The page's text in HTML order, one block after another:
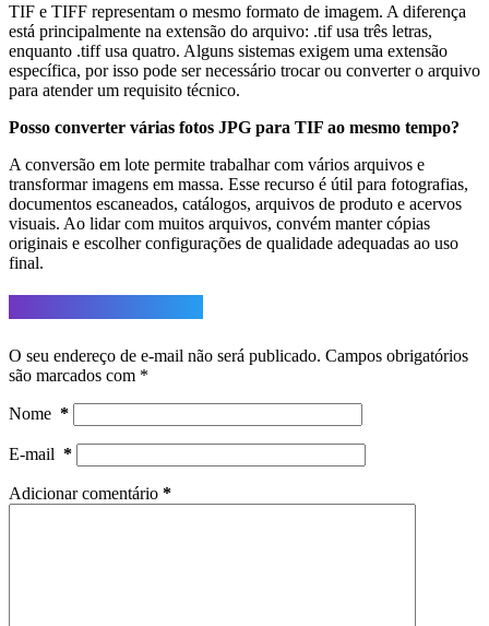
TIF e TIFF representam o mesmo formato de imagem. A diferença
está principalmente na extensão do arquivo: .tif usa três letras,
enquanto .tiff usa quatro. Alguns sistemas exigem uma extensão
específica, por isso pode ser necessário trocar ou converter o arquivo
para atender um requisito técnico.
Posso converter várias fotos JPG para TIF ao mesmo tempo?
A conversão em lote permite trabalhar com vários arquivos e
transformar imagens em massa. Esse recurso é útil para fotografias,
documentos escaneados, catálogos, arquivos de produto e acervos
visuais. Ao lidar com muitos arquivos, convém manter cópias
originais e escolher configurações de qualidade adequadas ao uso
final.
O seu endereço de e-mail não será publicado. Campos obrigatórios
são marcados com *
Nome *
E-mail *
Adicionar comentário *